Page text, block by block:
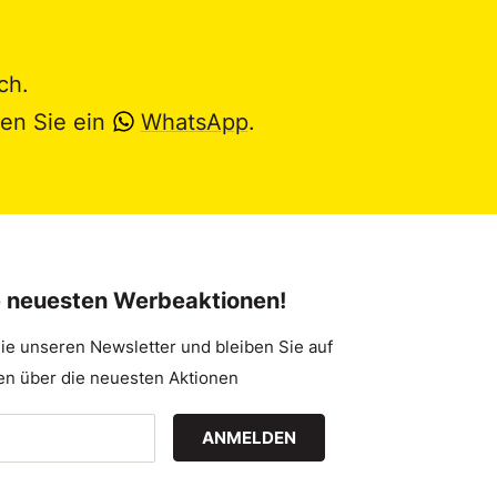
Sie ein
WhatsApp.
neuesten Werbeaktionen!
unseren Newsletter und bleiben Sie auf
über die neuesten Aktionen
ANMELDEN